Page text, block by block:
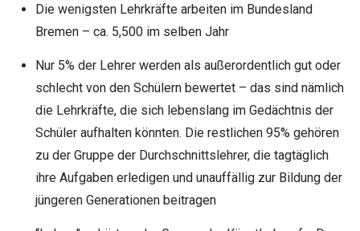
Die wenigsten Lehrkräfte arbeiten im Bundesland
Bremen – ca. 5,500 im selben Jahr
Nur 5% der Lehrer werden als außerordentlich gut oder
schlecht von den Schülern bewertet – das sind nämlich
die Lehrkräfte, die sich lebenslang im Gedächtnis der
Schüler aufhalten könnten. Die restlichen 95% gehören
zu der Gruppe der Durchschnittslehrer, die tagtäglich
ihre Aufgaben erledigen und unauffällig zur Bildung der
jüngeren Generationen beitragen